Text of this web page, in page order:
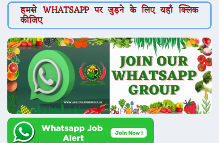
हमसे WHATSAPP पर जुड़ने के लिए यहाँ क्लिक
कीजिए